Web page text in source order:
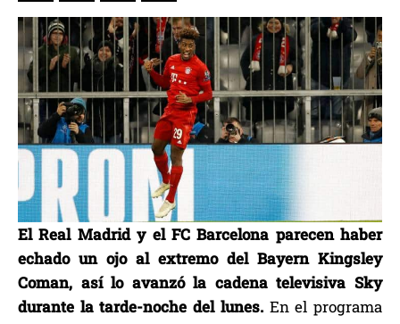
El Real Madrid y el FC Barcelona parecen haber
echado un ojo al extremo del Bayern Kingsley
Coman, así lo avanzó la cadena televisiva Sky
durante la tarde-noche del lunes.En el programa